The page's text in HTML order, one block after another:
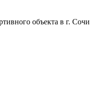
объекта в г. Сочи